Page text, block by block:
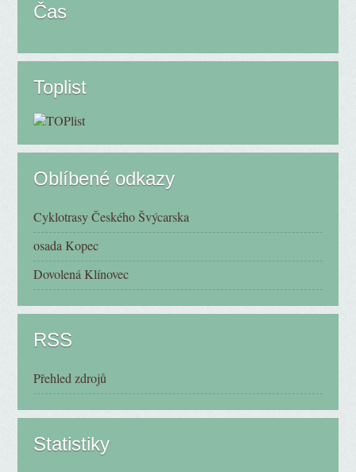
Čas
Toplist
Oblíbené odkazy
Cyklotrasy Českého Švýcarska
osada Kopec
Dovolená Klínovec
RSS
Přehled zdrojů
Statistiky